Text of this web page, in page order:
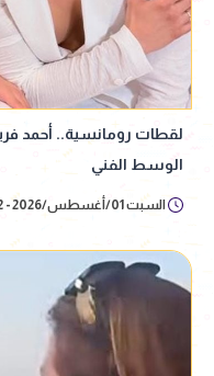
لقطات رومانسية.. أحمد
الوسط الفني
السبت 01/أغسطس/2026 - 10:12 م